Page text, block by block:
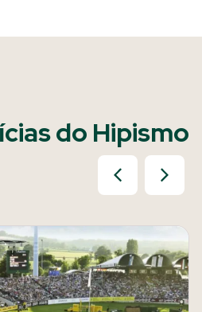
do Hipismo